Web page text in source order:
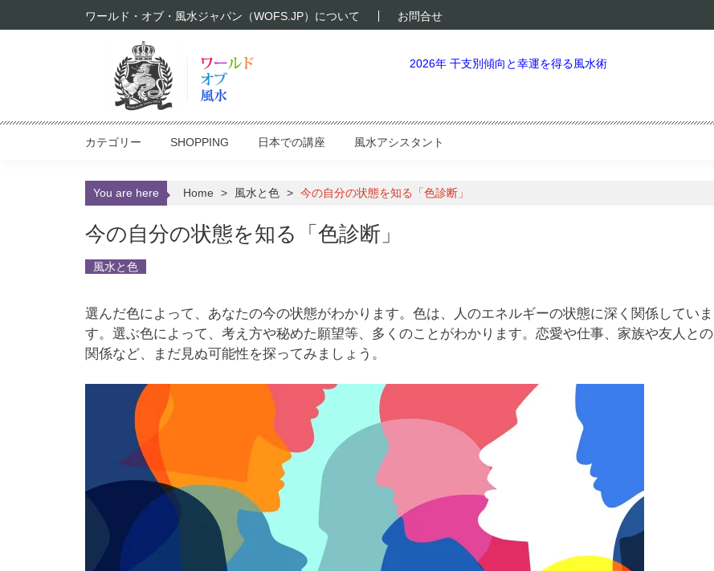
ワールド・オブ・風水ジャパン（WOFS.JP）について お問合せ
2026年 干支別傾向と幸運を得る風水術
カテゴリー SHOPPING 日本での講座 風水アシスタント
You are here Home > 風水と色 > 今の自分の状態を知る「色診断」
今の自分の状態を知る「色診断」
風水と色
選んだ色によって、あなたの今の状態がわかります。色は、人のエネルギーの状態に深く関係していま
す。選ぶ色によって、考え方や秘めた願望等、多くのことがわかります。恋愛や仕事、家族や友人との
関係など、まだ見ぬ可能性を探ってみましょう。